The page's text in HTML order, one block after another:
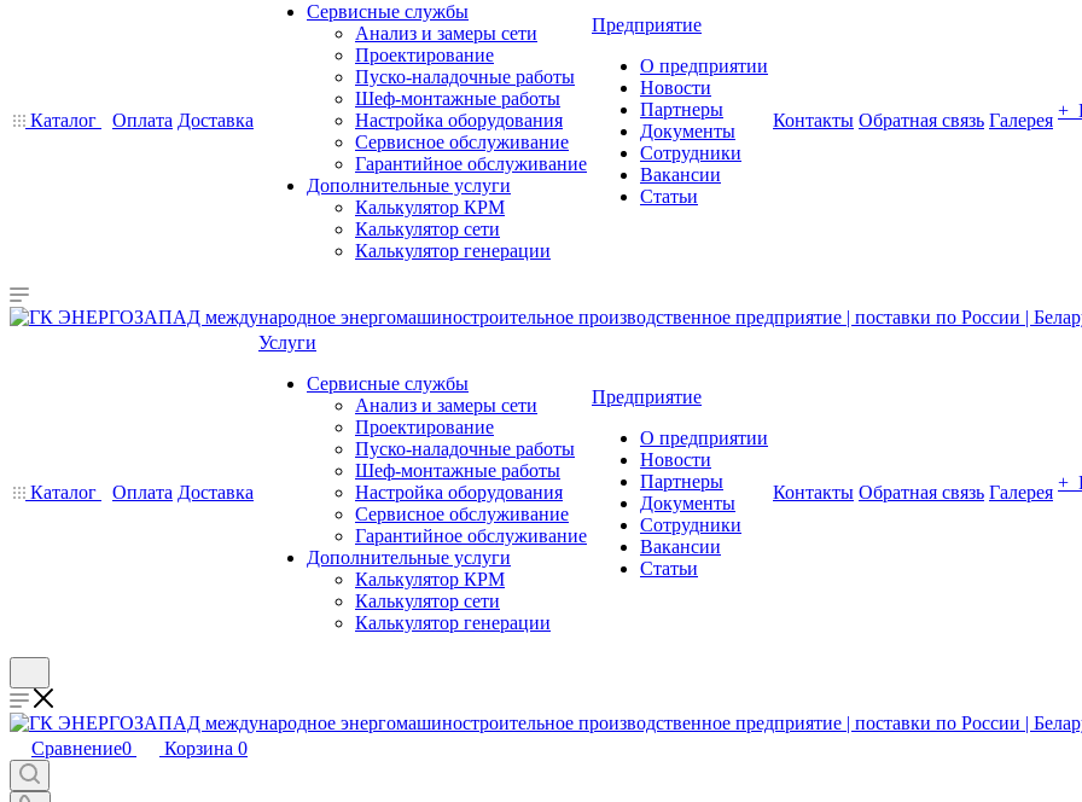
Каталог Оплата Доставка
Сервисные службы
Анализ и замеры сети
Проектирование
Пуско-наладочные работы
Шеф-монтажные работы
Настройка оборудования
Сервисное обслуживание
Гарантийное обслуживание
Дополнительные услуги
Калькулятор КРМ
Калькулятор сети
Калькулятор генерации
Предприятие
О предприятии
Новости
Партнеры
Документы
Сотрудники
Вакансии
Статьи
Контакты Обратная связь Галерея +
Каталог Оплата Доставка
Услуги
Сервисные службы
Анализ и замеры сети
Проектирование
Пуско-наладочные работы
Шеф-монтажные работы
Настройка оборудования
Сервисное обслуживание
Гарантийное обслуживание
Дополнительные услуги
Калькулятор КРМ
Калькулятор сети
Калькулятор генерации
Предприятие
О предприятии
Новости
Партнеры
Документы
Сотрудники
Вакансии
Статьи
Контакты Обратная связь Галерея +
Сравнение0 Корзина 0